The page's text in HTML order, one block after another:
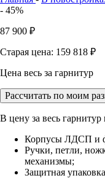
- 45%
87 900 ₽
Старая цена: 159 818 ₽
Цена весь за гарнитур
Рассчитать по моим
В цену за весь гарнитур
Корпусы ЛДСП и
Ручки, петли,
механизмы;
Защитная